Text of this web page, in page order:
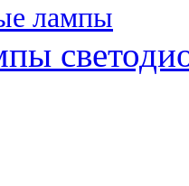
лампы